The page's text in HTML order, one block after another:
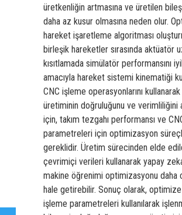
üretkenliğin artmasına ve üretilen
daha az kusur olmasına neden olur.
hareket işaretleme algoritması
birleşik hareketler sırasında aktüatör
kısıtlamada simülatör performansını
amacıyla hareket sistemi kinematiği
CNC işleme operasyonlarını
üretiminin doğruluğunu ve verimliliğini
için, takım tezgahı performansı ve
parametreleri için optimizasyon
gereklidir. Üretim sürecinden elde
çevrimiçi verileri kullanarak yapay
makine öğrenimi optimizasyonu daha
hale getirebilir. Sonuç olarak,
işleme parametreleri kullanılarak